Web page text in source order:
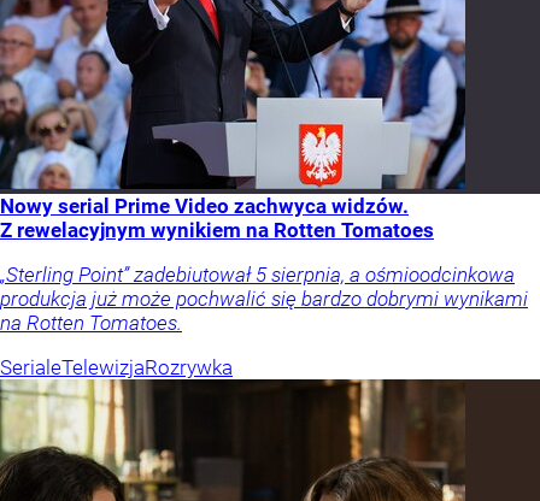
Nowy serial Prime Video zachwyca widzów.
Z rewelacyjnym wynikiem na Rotten Tomatoes
„Sterling Point” zadebiutował 5 sierpnia, a ośmioodcinkowa
produkcja już może pochwalić się bardzo dobrymi wynikami
na Rotten Tomatoes.
SerialeTelewizjaRozrywka